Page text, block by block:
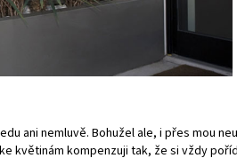
ani nemluvě. Bohužel ale, i přes mou
květinám kompenzuji tak, že si vždy